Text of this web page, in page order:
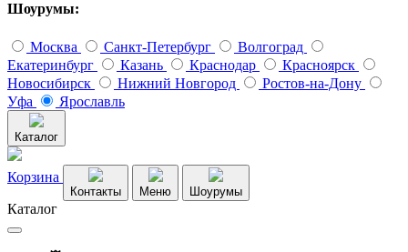
Шоурумы:
Москва Санкт-Петербург
Волгоград
Екатеринбург
Казань Краснодар
Красноярск
Новосибирск
Нижний Новгород
Ростов-на-Дону
Уфа
Ярославль
Каталог
Корзина
Контакты Меню Шоурумы
Каталог